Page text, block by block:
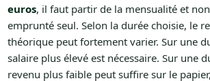
euros, il faut partir de la mensualité et
emprunté seul. Selon la durée choisie, le
théorique peut fortement varier. Sur une
salaire plus élevé est nécessaire. Sur une
revenu plus faible peut suffire sur le